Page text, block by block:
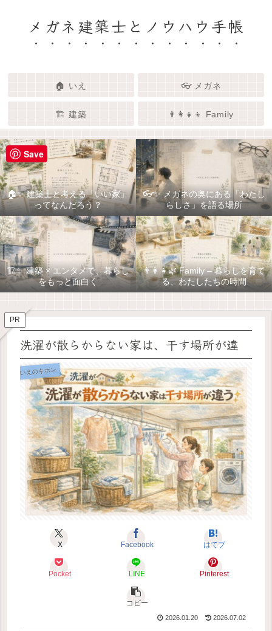
メガネ建築士とノウハウ手帳
🏠 いえ 👓 メガネ
🏗️ 建築 👨‍👩‍👧‍👦 Family
🏠✨ 建築士と考える「いい家」
ってなんだろう？
👓✨ メガネの奥にある「わたし
らしさ」を語る場所
🏗️✨ 建築 × エンタメで、暮らし
をもっと面白く
👨‍👩‍👧🌿 Family – 暮らしを育て
る、わたしたちの時間
PR
洗濯が散らからない家は、干す場所が違
いえのキホン
X Facebook はてブ
Pocket LINE Pinterest
コピー
2026.01.20 2026.07.02
Save